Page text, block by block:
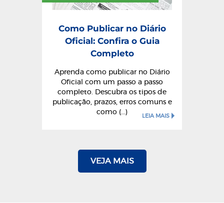
Como Publicar no Diário
Oficial: Confira o Guia
Completo
Aprenda como publicar no Diário
Oficial com um passo a passo
completo. Descubra os tipos de
publicação, prazos, erros comuns e
como (...)
LEIA MAIS
VEJA MAIS